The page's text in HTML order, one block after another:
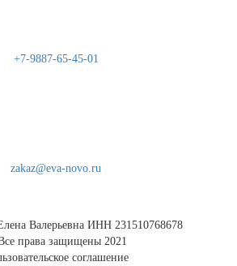
+7-9887-65-45-01
zakaz@eva-novo.ru
Валерьевна ИНН 231510768678
права защищены 2021
соглашение